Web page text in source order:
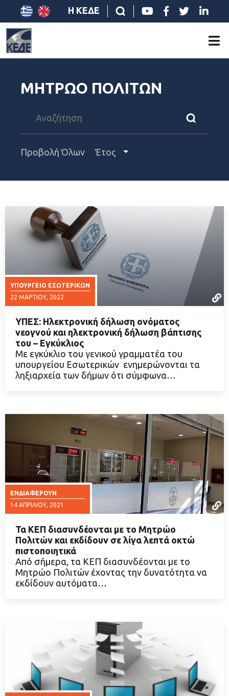
Η ΚΕΔΕ
ΜΗΤΡΩΟ ΠΟΛΙΤΩΝ
Προβολή Όλων Έτος
ΥΠΟΥΡΓΕΊΟ ΕΣΩΤΕΡΙΚΏΝ
22 ΜΑΡΤΊΟΥ, 2022
ΔΙΑΒΑΣΤΕ ΠΕΡΙΣΣΟΤΕΡΑ
ΥΠΕΣ: Ηλεκτρονική δήλωση ονόματος
νεογνού και ηλεκτρονική δήλωση βάπτισης
του – Εγκύκλιος
Με εγκύκλιο του γενικού γραμματέα του
υπουργείου Εσωτερικών ενημερώνονται τα
ληξιαρχεία των δήμων ότι σύμφωνα…
ΕΝΔΙΑΦΈΡΟΥΝ
14 ΑΠΡΙΛΊΟΥ, 2021
ΔΙΑΒΑΣΤΕ ΠΕΡΙΣΣΟΤΕΡΑ
Τα ΚΕΠ διασυνδέονται με το Μητρώο
Πολιτών και εκδίδουν σε λίγα λεπτά οκτώ
πιστοποιητικά
Από σήμερα, τα ΚΕΠ διασυνδέονται με το
Μητρώο Πολιτών έχοντας την δυνατότητα να
εκδίδουν αυτόματα…